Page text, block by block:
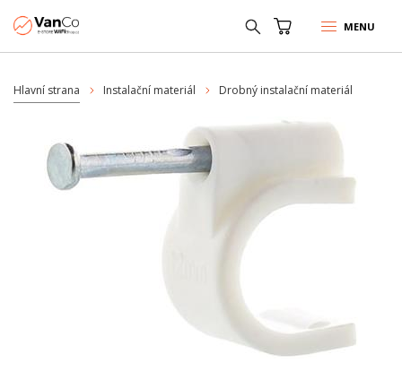
MENU
Hlavní strana Instalační materiál Drobný instalační materiál